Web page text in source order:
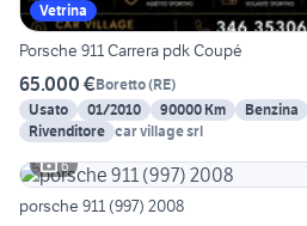
Vetrina
Porsche 911 Carrera pdk Coupé
65.000 €Boretto(RE)
Usato
01/2010 90000 Km Benzina
Rivenditore car village srl
6
porsche 911 (997) 2008